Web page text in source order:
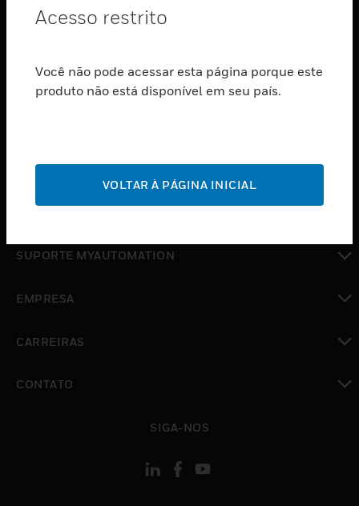
toggle view
toggle view
SERVIÇOS
SUPORTE
toggle view
toggle view
SUPORTE MYAUTOMATION
EMPRESA
CARREIRAS
CONTATO
SIGA-NOS
Acesso restrito
Você não pode acessar esta página porque este
produto não está disponível em seu país.
VOLTAR À PÁGINA INICIAL